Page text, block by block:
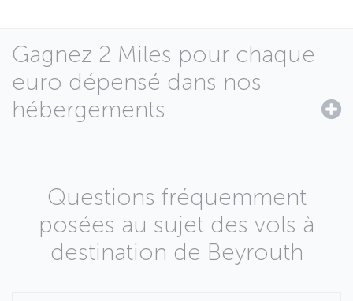
Gagnez 2 Miles pour chaque
euro dépensé dans nos
hébergements
Questions fréquemment
posées au sujet des vols à
destination de Beyrouth